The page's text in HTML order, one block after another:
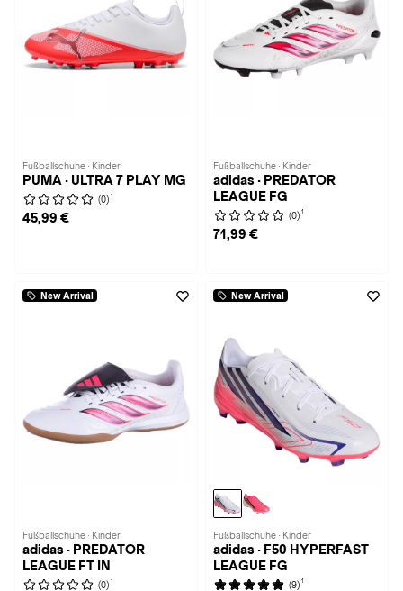
Fußballschuhe · Kinder
PUMA · ULTRA 7 PLAY MG
(0) 1
45,99 €
Fußballschuhe · Kinder
adidas · PREDATOR
LEAGUE FG
(0) 1
71,99 €
New Arrival
Fußballschuhe · Kinder
adidas · PREDATOR
LEAGUE FT IN
(0) 1
New Arrival
Fußballschuhe · Kinder
adidas · F50 HYPERFAST
LEAGUE FG
(9) 1